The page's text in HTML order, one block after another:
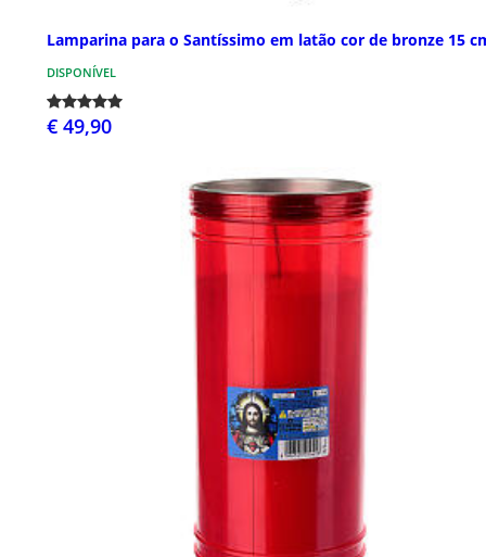
Lamparina para o Santíssimo em latão cor de bronze 15
DISPONÍVEL
€ 49,90